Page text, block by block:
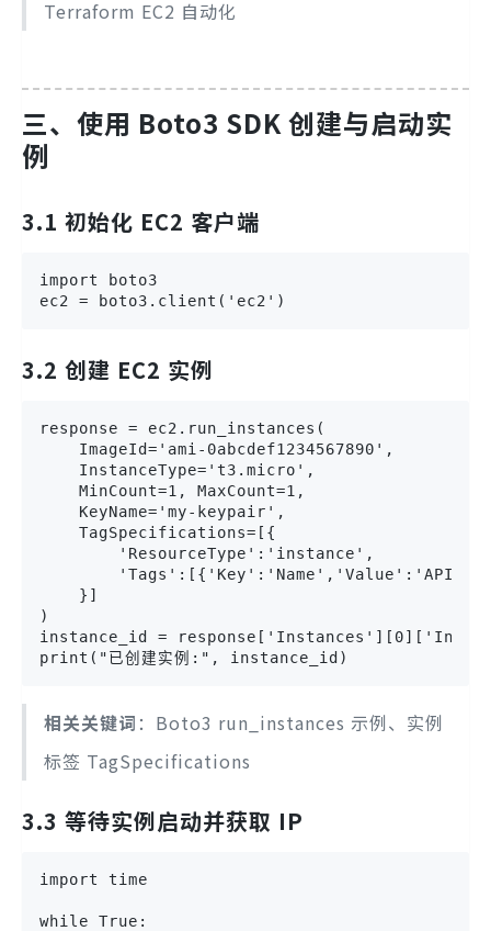
Terraform EC2 自动化
三、使用 Boto3 SDK 创建与启动实
例
3.1 初始化 EC2 客户端
import boto3
ec2 = boto3.client('ec2')
3.2 创建 EC2 实例
response = ec2.run_instances(
ImageId='ami-0abcdef1234567890',
InstanceType='t3.micro',                 #
MinCount=1, MaxCount=1,
KeyName='my-keypair',
    TagSpecifications=[{
        'ResourceType':'instance',
'Tags':[{'Key':'Name','Value':'API-
    }]
)
instance_id =
print("已创建实例:", instance_id)
相关关键词 ：Boto3 run_instances 示例、实例
标签 TagSpecifications
3.3 等待实例启动并获取 IP
import time
while True: